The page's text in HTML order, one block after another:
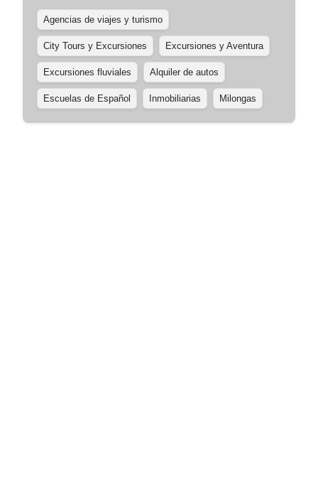
Agencias de viajes y turismo
City Tours y Excursiones Excursiones y Aventura
Excursiones fluviales Alquiler de autos
Escuelas de Español Inmobiliarias Milongas